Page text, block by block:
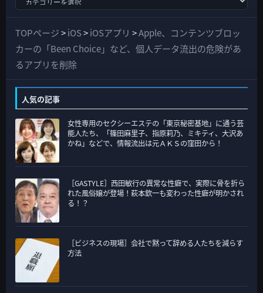
て
の
カ
リ
ー
TOPページ>iOS>iOSアプリ >Apple、コンテンツブロッ
カーの「Been Choice」など、個人データ流出の危険があ
るアプリを削除
人気の記事
女性専用のセクシーエステの「東京秘密基地」に通う芸
能人たち、「篠田麻里子、指原莉乃、ミキティ、大沢あ
かね」などで、情報流出は元ＡＫＳの窪田から！
［GASTYLE］西田敏行の異常な性癖で、実際に骨を折ら
れた風俗嬢が登場！萩本欽一も変わった性癖が明かされ
る！？
［ビジネスの現場］会社で黙って辞める人たちを減らす
方法